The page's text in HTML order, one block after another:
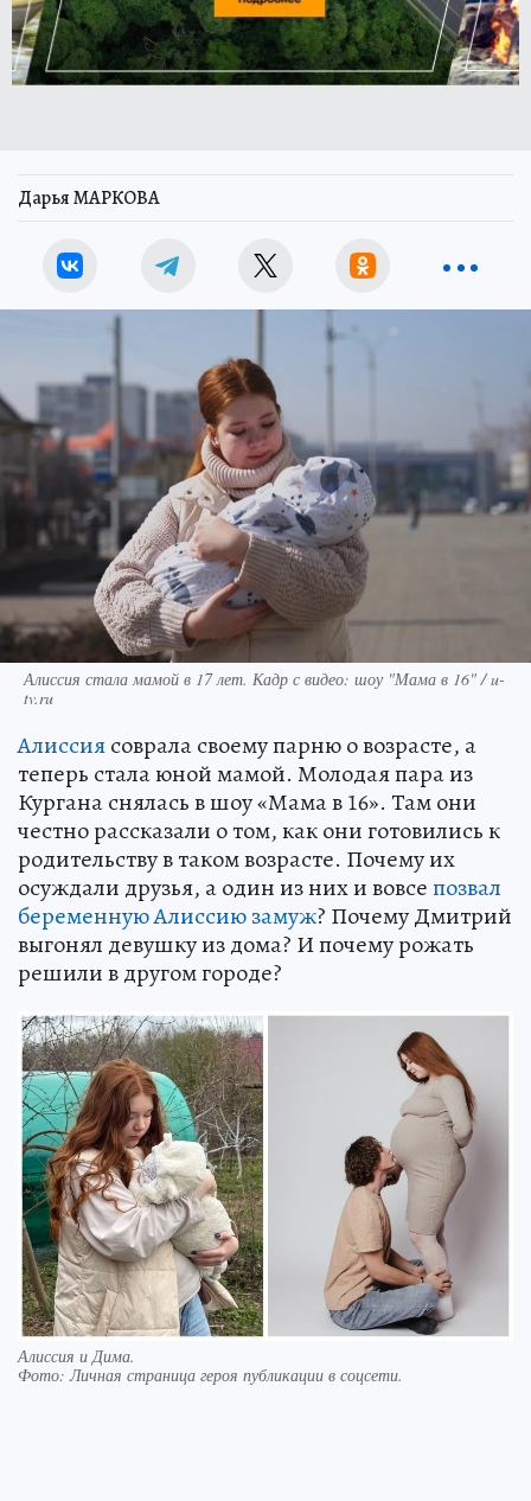
Дарья МАРКОВА
Алиссия стала мамой в 17 лет. Кадр с видео: шоу "Мама в 16" / u-
tv.ru
Алиссиясоврала своему парню о возрасте, а
теперь стала юной мамой. Молодая пара из
Кургана снялась в шоу «Мама в 16». Там они
честно рассказали о том, как они готовились к
родительству в таком возрасте. Почему их
осуждали друзья, а один из них и вовсепозвал
беременную Алиссию замуж? Почему Дмитрий
выгонял девушку из дома? И почему рожать
решили в другом городе?
Алиссия и Дима.
Фото:Личная страница героя публикации в соцсети.